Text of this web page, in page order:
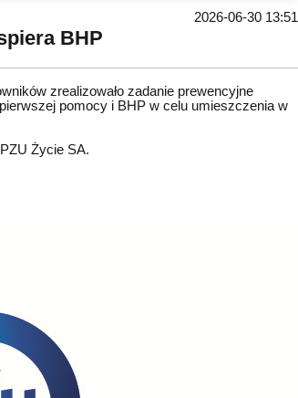
2026-06-30 13:51
BHP
zrealizowało zadanie prewencyjne
pomocy i BHP w celu umieszczenia w
Życie SA.